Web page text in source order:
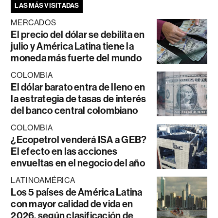
LAS MÁS VISITADAS
MERCADOS
El precio del dólar se debilita en
julio y América Latina tiene la
moneda más fuerte del mundo
COLOMBIA
El dólar barato entra de lleno en
la estrategia de tasas de interés
del banco central colombiano
COLOMBIA
¿Ecopetrol venderá ISA a GEB?
El efecto en las acciones
envueltas en el negocio del año
LATINOAMÉRICA
Los 5 países de América Latina
con mayor calidad de vida en